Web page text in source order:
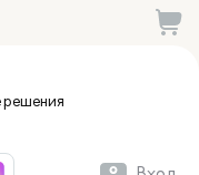
решения